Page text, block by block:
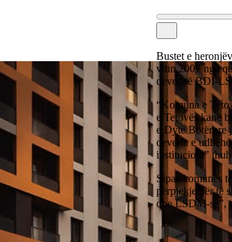
Bustet e
vitin 2007 nga
qeverisë BDI-
“Komuna e
e Tetovës kanë
e Dytë Botërore
qeveria e
institucioni”
Sipas komunës
përpjekje për të
dhe LSDM-së”,